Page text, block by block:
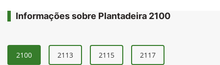
Informações sobre Plantadeira 2100
2100 2113 2115 2117